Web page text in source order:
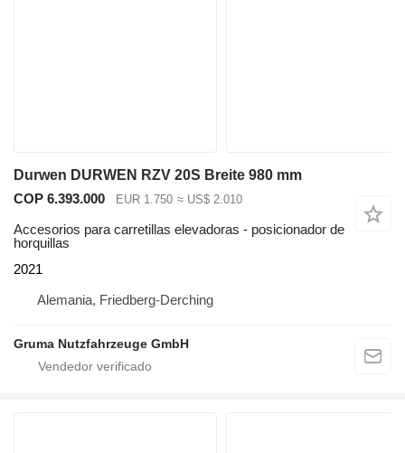
Durwen DURWEN RZV 20S Breite 980 mm
COP 6.393.000
EUR 1.750 ≈ US$ 2.010
Accesorios para carretillas elevadoras - posicionador de
horquillas
2021
Alemania, Friedberg-Derching
Gruma Nutzfahrzeuge GmbH